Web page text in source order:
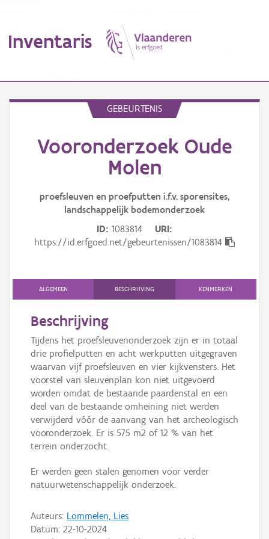
Inventaris
Erfgoedobject
Waarneming
Gebeurtenis
Downloads
Hergebruik
Aanmelden
GEBEURTENIS
Vooronderzoek Oude
Molen
proefsleuven en proefputten i.f.v. sporensites,
landschappelijk bodemonderzoek
ID 1083814
URI
https://id.erfgoed.net/gebeurtenissen/1083814
ALGEMEEN BESCHRIJVING KENMERKEN
Beschrijving
Tijdens het proefsleuvenonderzoek zijn er in totaal
drie profielputten en acht werkputten uitgegraven
waarvan vijf proefsleuven en vier kijkvensters. Het
voorstel van sleuvenplan kon niet uitgevoerd
worden omdat de bestaande paardenstal en een
deel van de bestaande omheining niet werden
verwijderd vóór de aanvang van het archeologisch
vooronderzoek. Er is 575 m2 of 12 % van het
terrein onderzocht.
Er werden geen stalen genomen voor verder
natuurwetenschappelijk onderzoek.
Auteurs: Lommelen, Lies
Datum: 22-10-2024